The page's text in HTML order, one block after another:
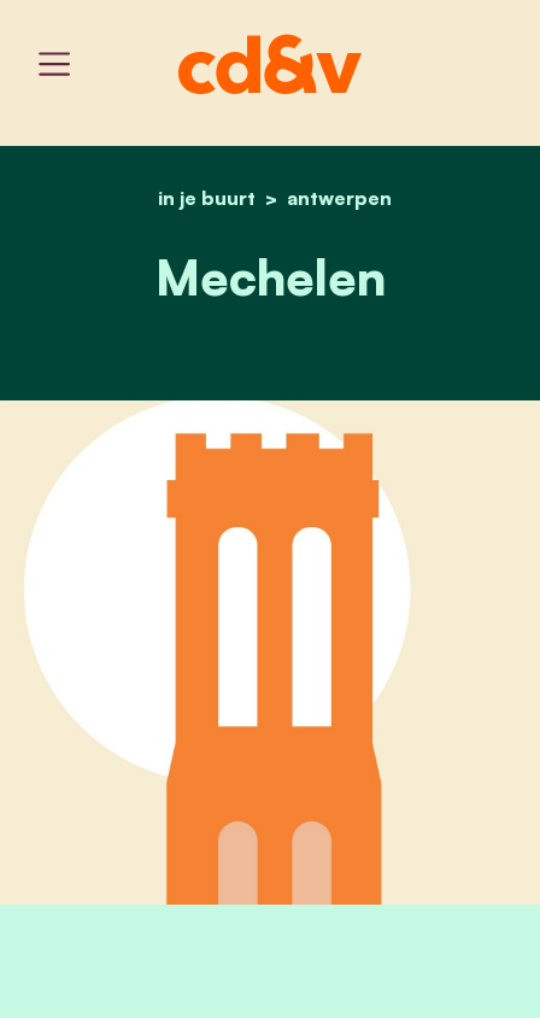
home
in je buurt antwerpen
mechelen
Mechelen